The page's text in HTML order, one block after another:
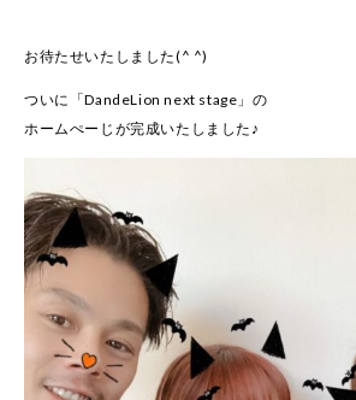
お待たせいたしました(^ ^)
ついに「DandeLion next stage」の
ホームぺーじが完成いたしました♪